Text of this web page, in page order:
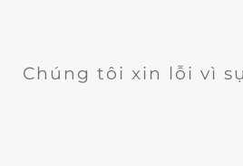
Chúng tôi xin lỗi vì